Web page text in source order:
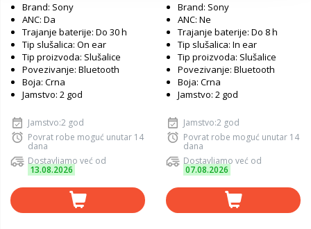
Brand: Sony
ANC: Da
Trajanje baterije: Do 30 h
Tip slušalica: On ear
Tip proizvoda: Slušalice
Povezivanje: Bluetooth
Boja: Crna
Jamstvo: 2 god
Jamstvo:2 god
Povrat robe moguć unutar 14
dana
Dostavljamo već od
13.08.2026
Brand: Sony
ANC: Ne
Trajanje baterije: Do 8 h
Tip slušalica: In ear
Tip proizvoda: Slušalice
Povezivanje: Bluetooth
Boja: Crna
Jamstvo: 2 god
Jamstvo:2 god
Povrat robe moguć unutar 14
dana
Dostavljamo već od
07.08.2026